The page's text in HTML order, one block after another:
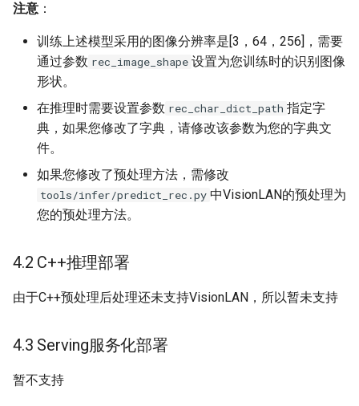
注意 ：
训练上述模型采用的图像分辨率是[3，64，256]，需要
通过参数 rec_image_shape 设置为您训练时的识别图像
形状。
在推理时需要设置参数 rec_char_dict_path 指定字
典，如果您修改了字典，请修改该参数为您的字典文
件。
如果您修改了预处理方法，需修改
tools/infer/predict_rec.py 中VisionLAN的预处理为
您的预处理方法。
4.2 C++推理部署
由于C++预处理后处理还未支持VisionLAN，所以暂未支持
4.3 Serving服务化部署
暂不支持